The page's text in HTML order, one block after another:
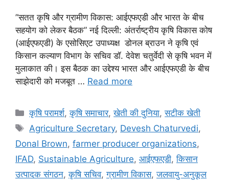
”सतत कृषि और ग्रामीण विकास: आईएफएडी और भारत के बीच
सहयोग को लेकर बैठक” नई दिल्ली: अंतर्राष्ट्रीय कृषि विकास कोष
(आईएफएडी) के एसोसिएट उपाध्यक्ष डोनल ब्राउन ने कृषि एवं
किसान कल्याण विभाग के सचिव डॉ. देवेश चतुर्वेदी से कृषि भवन में
मुलाकात की। इस बैठक का उद्देश्य भारत और आईएफएडी के बीच
साझेदारी को मजबूत … Read more
कृषि परामर्श,कृषि समाचार,खेती की दुनिया,सटीक खेती
Agriculture Secretary, Devesh Chaturvedi,
Donal Brown, farmer producer organizations,
IFAD, Sustainable Agriculture, आईएफएडी,किसान
उत्पादक संगठन,कृषि सचिव,ग्रामीण विकास,जलवायु-अनुकूल